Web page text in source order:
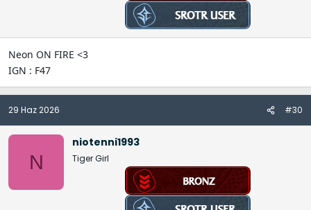
Neon ON FIRE <3
IGN : F47
29 Haz 2026 #30
N
niotenni1993
Tiger Girl